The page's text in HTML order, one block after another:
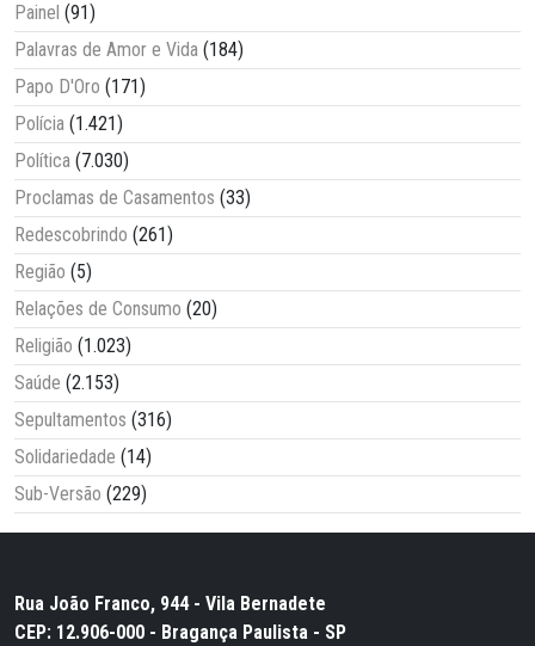
Painel (91)
Palavras de Amor e Vida (184)
Papo D'Oro (171)
Polícia (1.421)
Política (7.030)
Proclamas de Casamentos (33)
Redescobrindo (261)
Região (5)
Relações de Consumo (20)
Religião (1.023)
Saúde (2.153)
Sepultamentos (316)
Solidariedade (14)
Sub-Versão (229)
Rua João Franco, 944 - Vila Bernadete
CEP: 12.906-000 - Bragança Paulista - SP